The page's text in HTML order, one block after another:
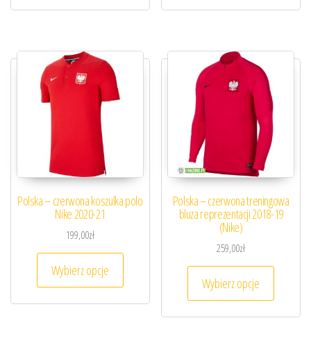
Polska – czerwona koszulka polo
Nike 2020-21
199,00zł
Wybierz opcje
Ten produkt ma wiele wariantów. Opcje
Polska – czerwona treningowa
bluza reprezentacji 2018-19
(Nike)
259,00zł
Wybierz opcje
Ten